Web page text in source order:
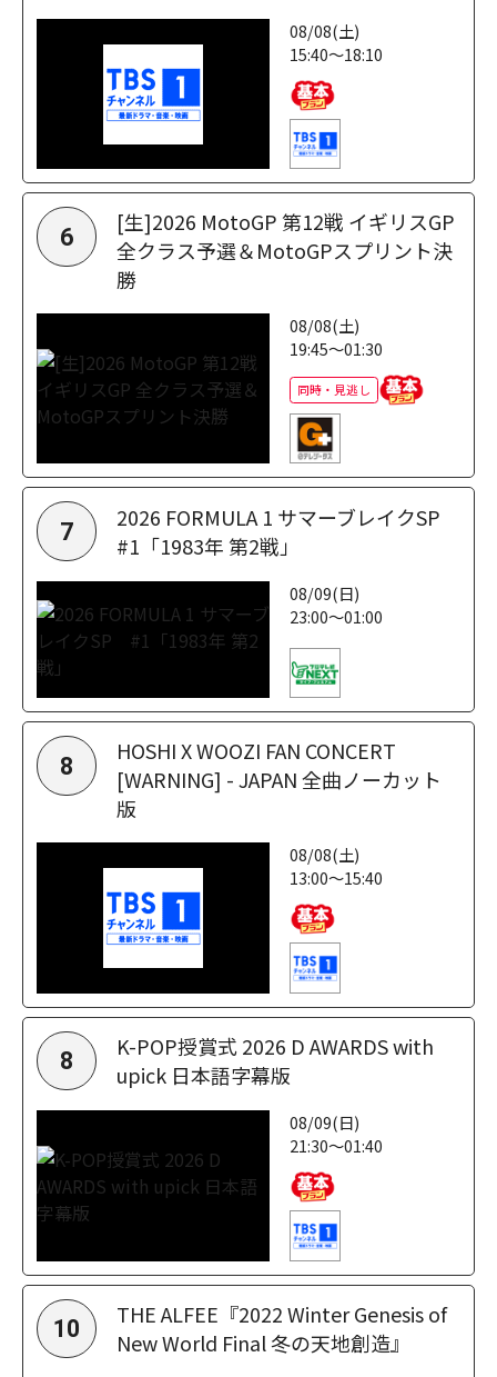
08/08(土)
15:40～18:10
6
[生]2026 MotoGP 第12戦 イギリスGP
全クラス予選＆MotoGPスプリント決
勝
08/08(土)
19:45～01:30
同時・見逃し
7
2026 FORMULA 1 サマーブレイクSP
#1「1983年 第2戦」
08/09(日)
23:00～01:00
8
HOSHI X WOOZI FAN CONCERT
[WARNING] - JAPAN 全曲ノーカット
版
08/08(土)
13:00～15:40
8
K-POP授賞式 2026 D AWARDS with
upick 日本語字幕版
08/09(日)
21:30～01:40
10
THE ALFEE『2022 Winter Genesis of
New World Final 冬の天地創造』